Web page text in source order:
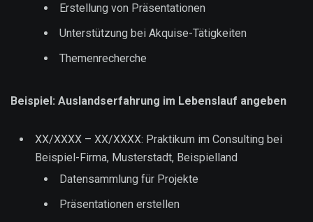
Erstellung von Präsentationen
Unterstützung bei Akquise-Tätigkeiten
Themenrecherche
Beispiel: Auslandserfahrung im Lebenslauf angeben
XX/XXXX – XX/XXXX: Praktikum im Consulting bei
Beispiel-Firma, Musterstadt, Beispielland
Datensammlung für Projekte
Präsentationen erstellen